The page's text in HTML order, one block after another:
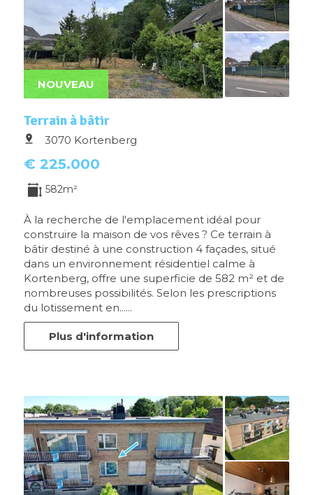
NOUVEAU
Terrain à bâtir
3070 Kortenberg
€ 225.000
582m²
À la recherche de l'emplacement idéal pour
construire la maison de vos rêves ? Ce terrain à
bâtir destiné à une construction 4 façades, situé
dans un environnement résidentiel calme à
Kortenberg, offre une superficie de 582 m² et de
nombreuses possibilités. Selon les prescriptions
du lotissement en......
Plus d'information